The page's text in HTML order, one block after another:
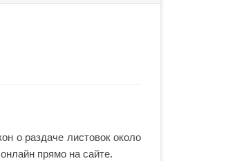
о раздаче листовок около
прямо на сайте.